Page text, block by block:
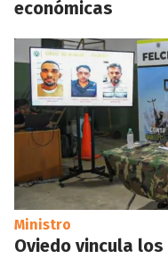
económicas
Ministro
Oviedo vincula